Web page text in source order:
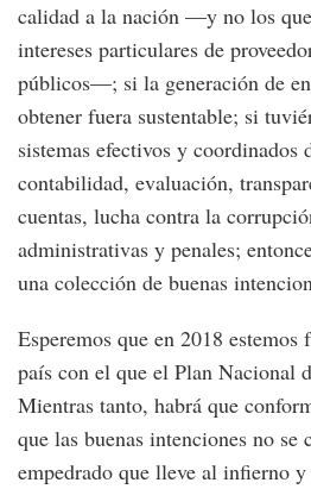
calidad a la nación —y no los
intereses particulares de
públicos—; si la generación de
obtener fuera sustentable; si
sistemas efectivos y coordinados
contabilidad, evaluación,
cuentas, lucha contra la
administrativas y penales;
una colección de buenas
Esperemos que en 2018 estemos
país con el que el Plan Nacional
Mientras tanto, habrá que
que las buenas intenciones no se
empedrado que lleve al infierno